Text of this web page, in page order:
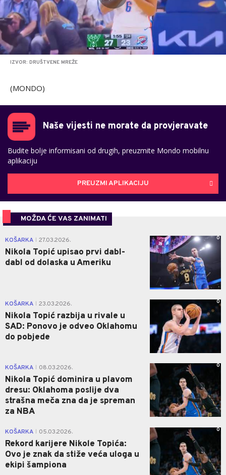
IZVOR: DRUŠTVENE MREŽE
(MONDO)
Naše vijesti ne morate da provjeravate
Budite bolje informisani od drugih, preuzmite Mondo mobilnu
aplikaciju
PREUZMI APLIKACIJU
MOŽDA ĆE VAS ZANIMATI
KOŠARKA 27.03.2026.
Nikola Topić upisao prvi dabl-
dabl od dolaska u Ameriku
0
KOŠARKA 23.03.2026.
Nikola Topić razbija u rivale u
SAD: Ponovo je odveo Oklahomu
do pobjede
0
KOŠARKA 08.03.2026.
Nikola Topić dominira u plavom
dresu: Oklahoma poslije dva
strašna meča zna da je spreman
za NBA
0
KOŠARKA 05.03.2026.
Rekord karijere Nikole Topića:
Ovo je znak da stiže veća uloga u
ekipi šampiona
0